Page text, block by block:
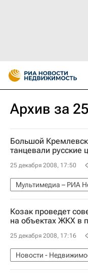
Архив за
Большой
танцевали русские
25 декабря 2008, 17:50
Мультимедиа – РИА
Мультимедиа
Козак проведет
на объектах ЖКХ в
25 декабря 2008, 17:16
Новости -